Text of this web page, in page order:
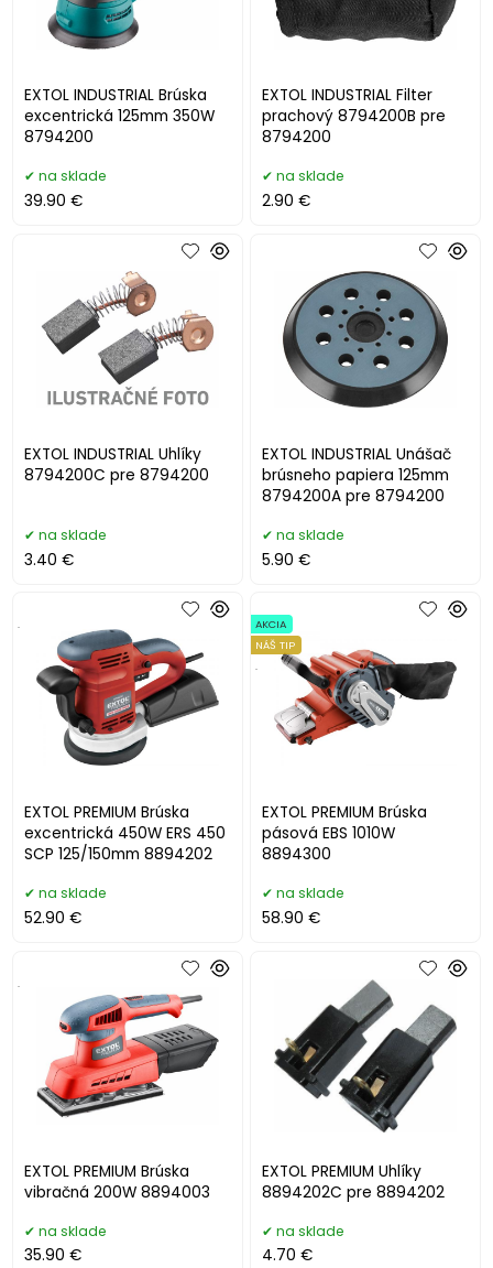
EXTOL INDUSTRIAL Brúska
excentrická 125mm 350W
8794200
na sklade
39.90 €
EXTOL INDUSTRIAL Filter
prachový 8794200B pre
8794200
na sklade
2.90 €
EXTOL INDUSTRIAL Uhlíky
8794200C pre 8794200
na sklade
3.40 €
EXTOL INDUSTRIAL Unášač
brúsneho papiera 125mm
8794200A pre 8794200
na sklade
5.90 €
EXTOL PREMIUM Brúska
excentrická 450W ERS 450
SCP 125/150mm 8894202
.
na sklade
52.90 €
EXTOL PREMIUM Brúska
pásová EBS 1010W
8894300
AKCIA
NÁŠ TIP
.
na sklade
58.90 €
EXTOL PREMIUM Brúska
vibračná 200W 8894003
.
na sklade
35.90 €
EXTOL PREMIUM Uhlíky
8894202C pre 8894202
na sklade
4.70 €